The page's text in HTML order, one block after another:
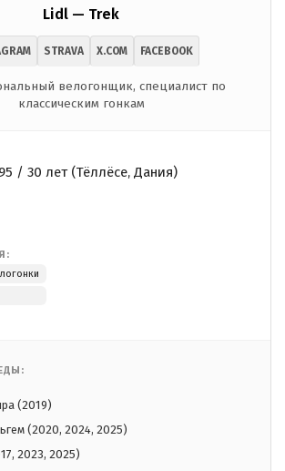
Lidl — Trek
STRAVA X.COM FACEBOOK
велогонщик, специалист по
классическим гонкам
/ 30 лет (Тёллёсе, Дания)
(2019)
(2020, 2024, 2025)
2023, 2025)